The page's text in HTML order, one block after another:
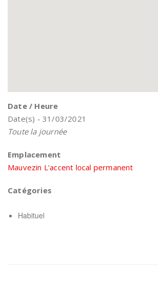
Date / Heure
Date(s) - 31/03/2021
Toute la journée
Emplacement
Mauvezin L'accent local permanent
Catégories
Habituel